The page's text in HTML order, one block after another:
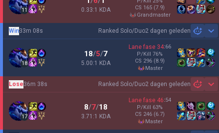
11 0.33:1 KDA
CS 165 (7.9)
grandmaster
Ranked Solo/Duo2 dagen geleden
Win33m 08s
18
18/5/7
5.00:1 KDA
Lane fase 34:66
P/Kill 76%
CS 296 (8.9)
master
Ranked Solo/Duo2 dagen geleden
Lose36m 38s
17
8/7/18
3.71:1 KDA
Lane fase 46:54
P/Kill 63%
CS 246 (6.7)
master